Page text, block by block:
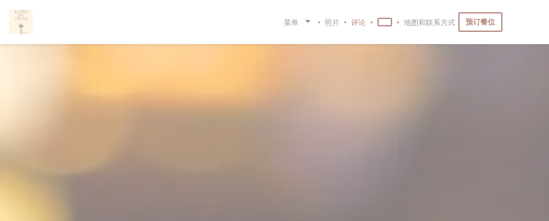
菜单 照片 评论 ((在新窗口中打开))
地图和联系方式 预订餐位